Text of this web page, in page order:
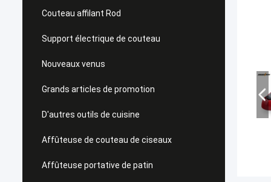
Couteau affilant Rod
Support électrique de couteau
Nouveaux venus
Grands articles de promotion
D'autres outils de cuisine
Affûteuse de couteau de ciseaux
Affûteuse portative de patin